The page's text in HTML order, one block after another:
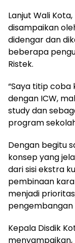
Lanjut Wali
disampaikan
didengar dan
beberapa
Ristek.
“Saya titip
dengan ICW,
study dan
program
Dengan begitu
konsep yang
dari sisi ekstra
pembinaan
menjadi
pengembangan
Kepala Disdik